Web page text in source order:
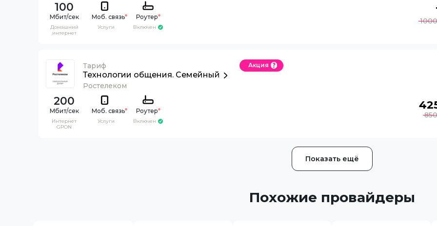
100
Домашний
интернет
Моб. связь*
Услуги
Роутер*
Включен
1000
Тариф
Технологии общения. Семейный
Ростелеком
Акция
200
Интернет
GPON
Моб. связь*
Услуги
Роутер*
Включен
850
Показать ещё
Похожие провайдеры